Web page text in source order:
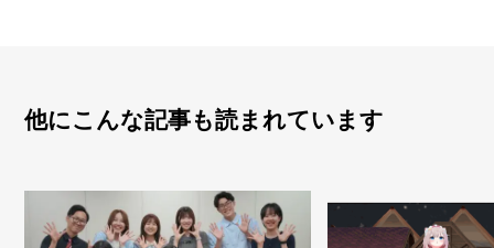
他にこんな記事も読まれています